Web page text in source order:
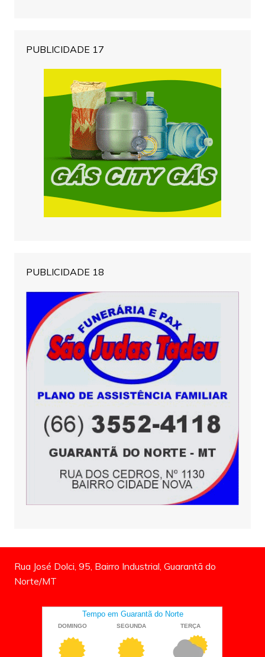
PUBLICIDADE 17
PUBLICIDADE 18
Rua José Dolci, 95, Bairro Industrial, Guarantã do
Norte/MT